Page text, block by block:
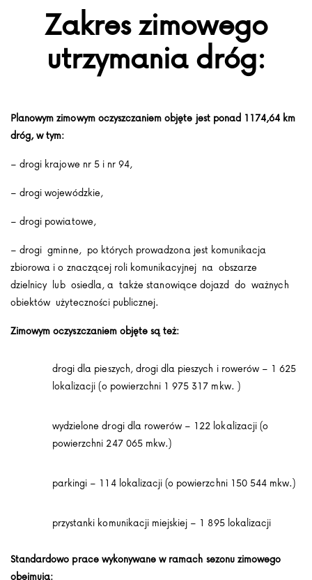
Zakres zimowego
utrzymania dróg:
Planowym zimowym oczyszczaniem objęte jest ponad 1174,64 km
dróg, w tym:
– drogi krajowe nr 5 i nr 94,
– drogi wojewódzkie,
– drogi powiatowe,
– drogi gminne, po których prowadzona jest komunikacja
zbiorowa i o znaczącej roli komunikacyjnej na obszarze
dzielnicy lub osiedla, a także stanowiące dojazd do ważnych
obiektów użyteczności publicznej.
Zimowym oczyszczaniem objęte są też:
drogi dla pieszych, drogi dla pieszych i rowerów – 1 625
lokalizacji (o powierzchni 1 975 317 mkw. )
wydzielone drogi dla rowerów – 122 lokalizacji (o
powierzchni 247 065 mkw.)
parkingi – 114 lokalizacji (o powierzchni 150 544 mkw.)
przystanki komunikacji miejskiej – 1 895 lokalizacji
Standardowo prace wykonywane w ramach sezonu zimowego
obejmują: